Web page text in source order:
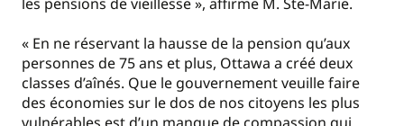
« En ne réservant la hausse de la pension qu’aux
personnes de 75 ans et plus, Ottawa a créé deux
classes d’aînés. Que le gouvernement veuille faire
des économies sur le dos de nos citoyens les plus